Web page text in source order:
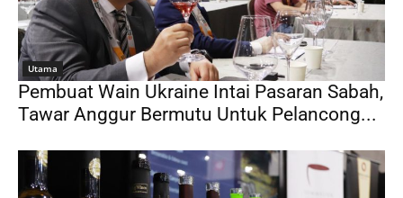
Utama
Pembuat Wain Ukraine Intai Pasaran Sabah,
Tawar Anggur Bermutu Untuk Pelancong...